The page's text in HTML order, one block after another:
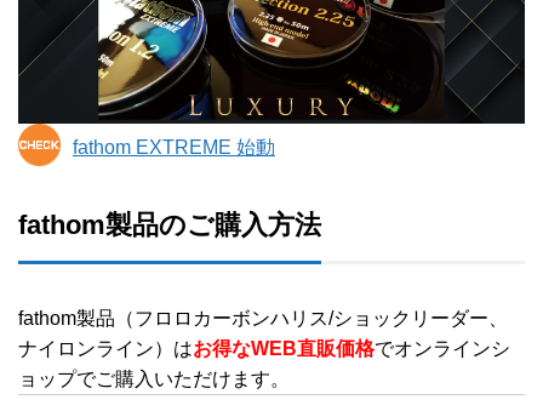
fathom EXTREME 始動
fathom製品のご購入方法
fathom製品（フロロカーボンハリス/ショックリーダー、
ナイロンライン）はお得なWEB直販価格でオンラインシ
ョップでご購入いただけます。